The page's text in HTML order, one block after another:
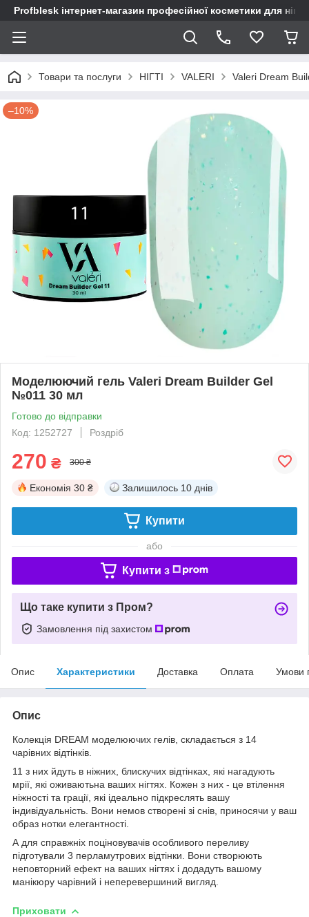
Profblesk інтернет-магазин професійної косметики для
Товари та послуги НІГТІ VALERI Valeri Dream
–10%
Моделюючий гель Valeri Dream Builder Gel
№011 30 мл
Готово до відправки
Код: 1252727
Роздріб
270 ₴ 300 ₴
Економія 30 ₴ Залишилось 10 днів
Купити
або
Купити з
Що таке купити з Пром?
Замовлення під захистом
Опис Характеристики Доставка Оплата Умови
Опис
Колекція DREAM моделюючих гелів, складається з 14
чарівних відтінків.
11 з них йдуть в ніжних, блискучих відтінках, які нагадують
мрії, які оживаютьна ваших нігтях. Кожен з них - це втілення
ніжності та грації, які ідеально підкреслять вашу
індивідуальність. Вони немов створені зі снів, приносячи у ваш
образ нотки елегантності.
А для справжніх поціновувачів особливого переливу
підготували 3 перламутрових відтінки. Вони створюють
неповторний ефект на ваших нігтях і додадуть вашому
манікюру чарівний і неперевершиний вигляд.
Приховати